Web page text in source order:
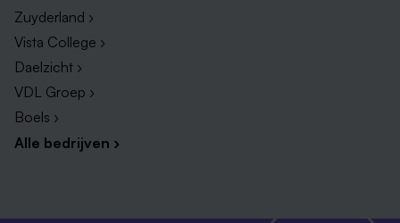
Zuyderland ›
Vista College ›
Daelzicht ›
VDL Groep ›
Boels ›
Alle bedrijven ›